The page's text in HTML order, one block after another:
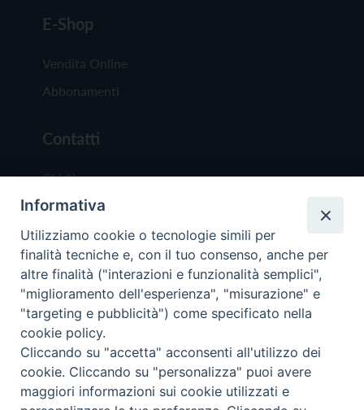
E-Shop
Vendita Online
Abbonamenti
Contatti
Chi Siamo
Redazione
Scrivici
Copyright © 2019 - Tutti i diritti riservati - Vita
Trentina Editrice
Privacy Policy
Informativa
Utilizziamo cookie o tecnologie simili per
finalità tecniche e, con il tuo consenso, anche per
altre finalità ("interazioni e funzionalità semplici",
"miglioramento dell'esperienza", "misurazione" e
"targeting e pubblicità") come specificato nella
cookie policy.
Cliccando su "accetta" acconsenti all'utilizzo dei
cookie. Cliccando su "personalizza" puoi avere
maggiori informazioni sui cookie utilizzati e